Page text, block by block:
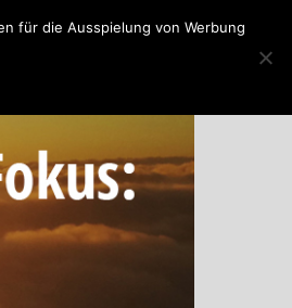
für die Ausspielung von Werbung